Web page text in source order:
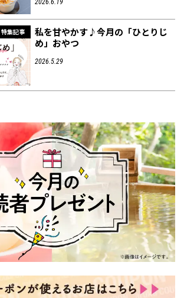
2026.6.19
特集記事
私を甘やかす♪今月の「ひとりじ
め」おやつ
2026.5.29